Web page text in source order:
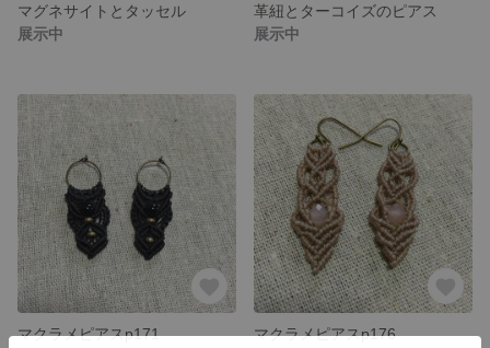
マグネサイトとタッセル
展示中
革紐とターコイズのピアス
展示中
マクラメピアスp171
マクラメピアスp176